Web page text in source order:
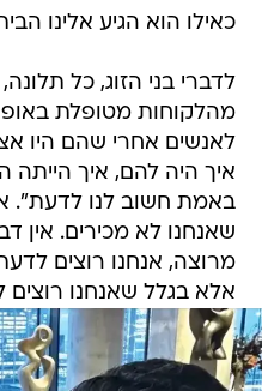
כאילו הוא הגיע אלינו
לדברי בני הזוג, כל
מהלקוחות מטופלת
לאנשים אחרי שהם היו
איך היה להם, איך הייתה
באמת חשוב לנו לדעת".
שאנחנו לא מכירים. אין
מרוצה, אנחנו רוצים
אלא בגלל שאנחנו